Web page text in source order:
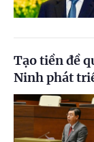
Tạo tiền đề
Ninh phát